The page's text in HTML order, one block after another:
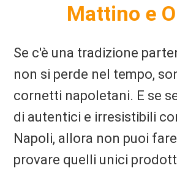
Mattino e
Se c'è una tradizione
non si perde nel tempo,
cornetti napoletani. E se
di autentici e irresistibili
Napoli, allora non puoi
provare quelli unici